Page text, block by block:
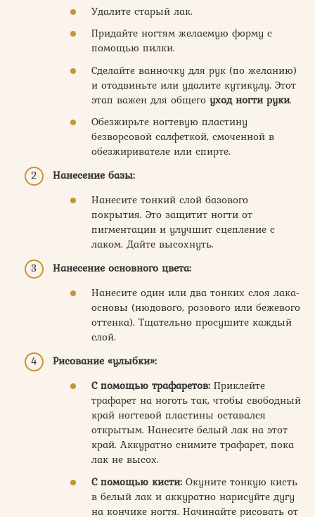
Удалите старый лак.
Придайте ногтям желаемую форму с
помощью пилки.
Сделайте ванночку для рук (по желанию)
и отодвиньте или удалите кутикулу. Этот
этап важен для общего уход ногти руки.
Обезжирьте ногтевую пластину
безворсовой салфеткой, смоченной в
обезжиривателе или спирте.
Нанесение базы:
Нанесите тонкий слой базового
покрытия. Это защитит ногти от
пигментации и улучшит сцепление с
лаком. Дайте высохнуть.
Нанесение основного цвета:
Нанесите один или два тонких слоя лака-
основы (нюдового, розового или бежевого
оттенка). Тщательно просушите каждый
слой.
Рисование «улыбки»:
С помощью трафаретов: Приклейте
трафарет на ноготь так, чтобы свободный
край ногтевой пластины оставался
открытым. Нанесите белый лак на этот
край. Аккуратно снимите трафарет, пока
лак не высох.
С помощью кисти: Окуните тонкую кисть
в белый лак и аккуратно нарисуйте дугу
на кончике ногтя. Начинайте рисовать от